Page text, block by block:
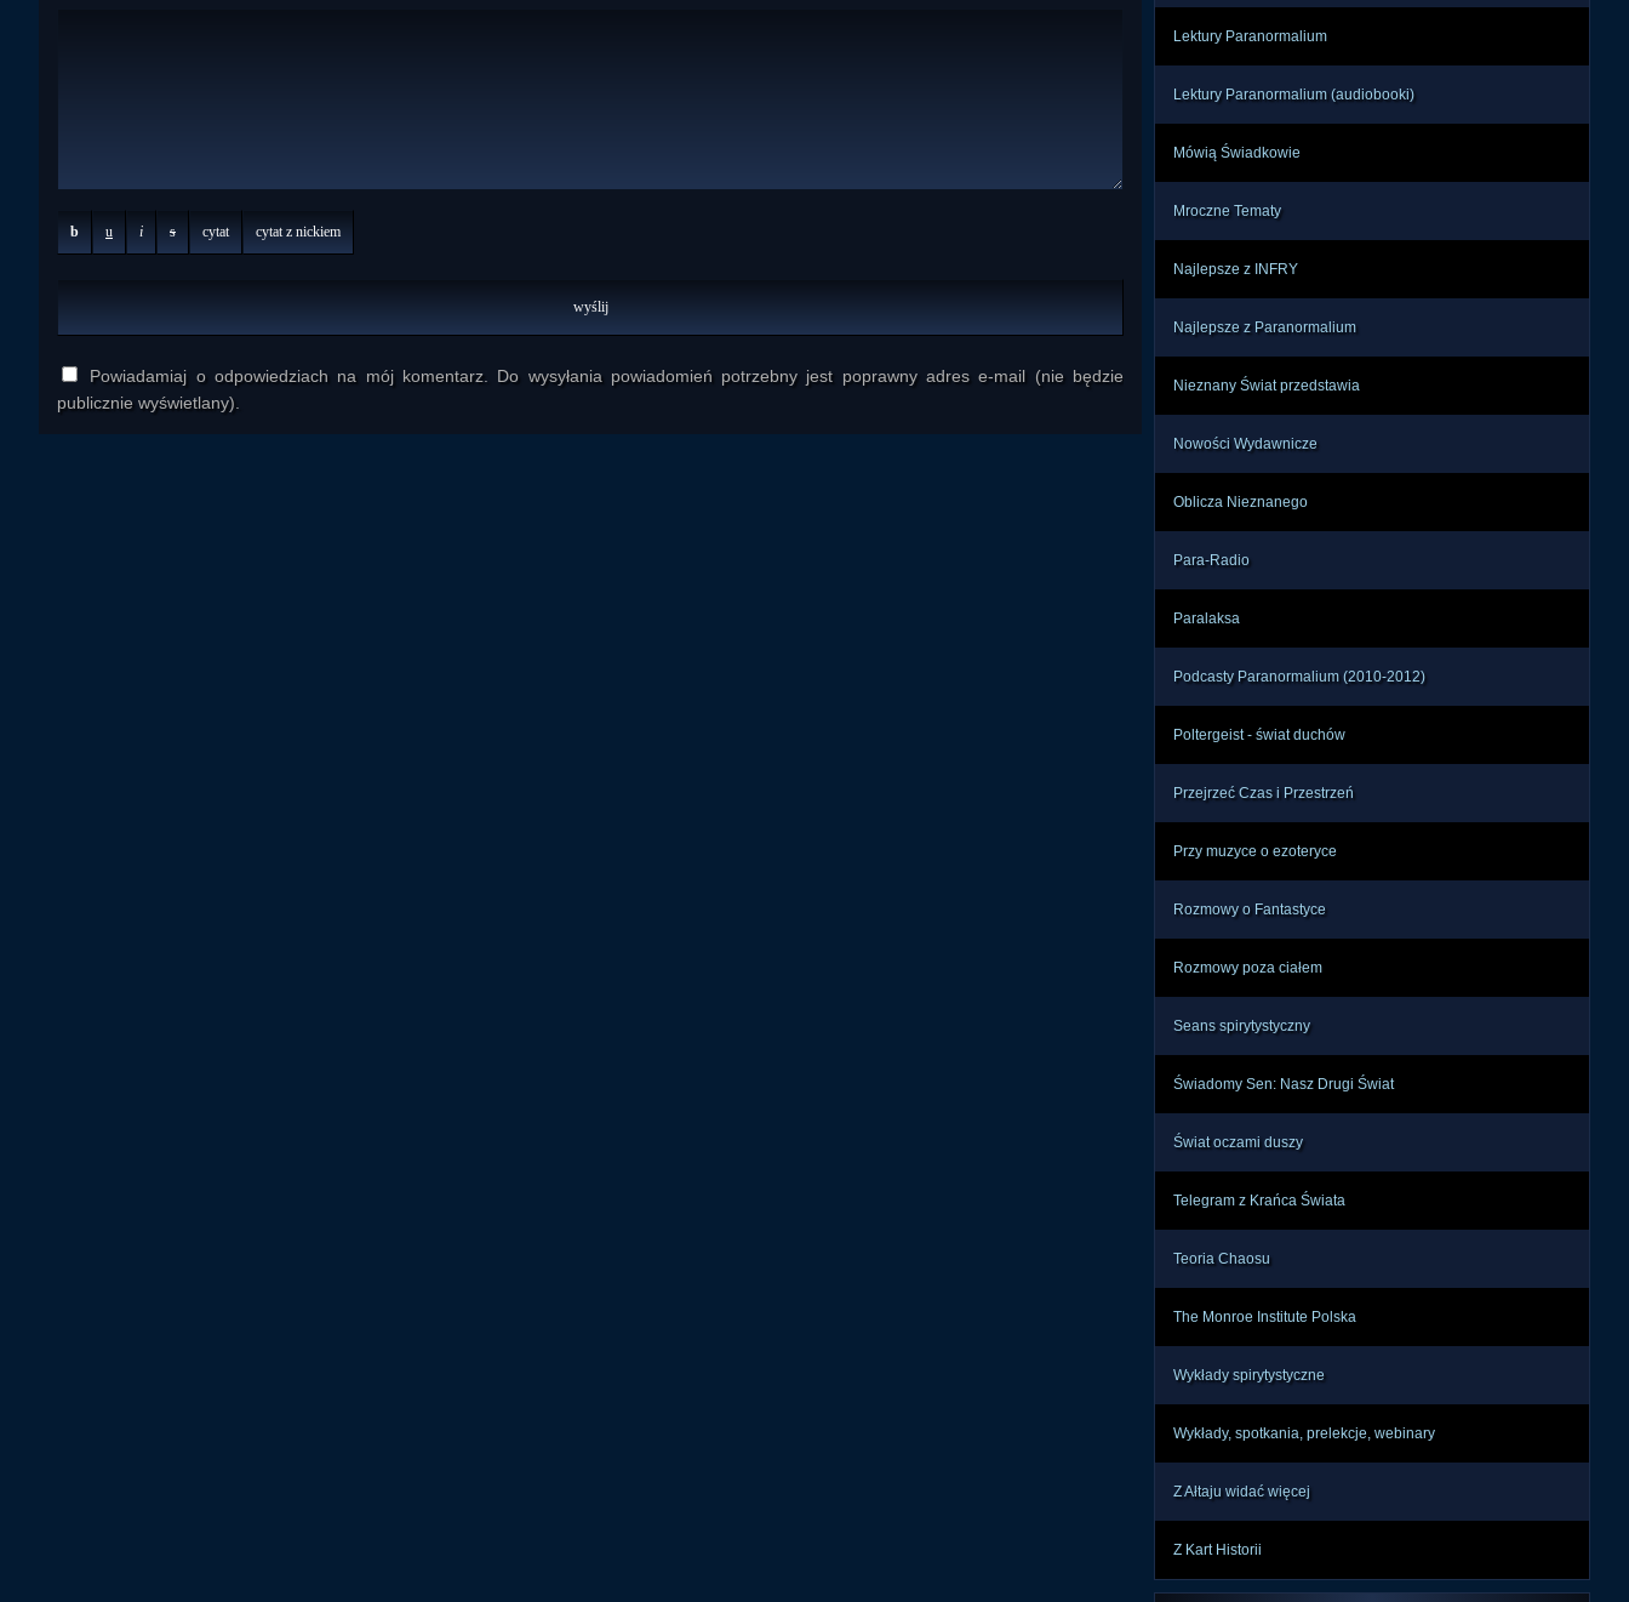
b u i s cytat cytat z nickiem
Powiadamiaj o odpowiedziach na mój komentarz. Do wysyłania powiadomień potrzebny jest poprawny adres e-mail (nie będzie
publicznie wyświetlany).
Lektury Paranormalium
Lektury Paranormalium (audiobooki)
Mówią Świadkowie
Mroczne Tematy
Najlepsze z INFRY
Najlepsze z Paranormalium
Nieznany Świat przedstawia
Nowości Wydawnicze
Oblicza Nieznanego
Para-Radio
Paralaksa
Podcasty Paranormalium (2010-2012)
Poltergeist - świat duchów
Przejrzeć Czas i Przestrzeń
Przy muzyce o ezoteryce
Rozmowy o Fantastyce
Rozmowy poza ciałem
Seans spirytystyczny
Świadomy Sen: Nasz Drugi Świat
Świat oczami duszy
Telegram z Krańca Świata
Teoria Chaosu
The Monroe Institute Polska
Wykłady spirytystyczne
Wykłady, spotkania, prelekcje, webinary
Z Ałtaju widać więcej
Z Kart Historii